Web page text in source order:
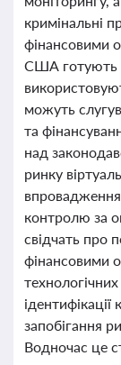
кримінальні
фінансовими
США готують
можуть
та
над
ринку
контролю за
свідчать про
фінансовими
ідентифікації
запобігання
Водночас це